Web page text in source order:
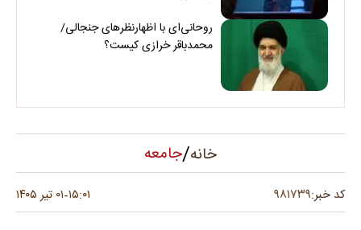
روحانی‌ای با اظهارنظرهای جنجالی/
محمدباقر خرازی کیست؟
خانه/جامعه
کد خبر:۹۸۱۷۳۹ ۱۵:۰۱-۰۱ تیر ۱۴۰۵